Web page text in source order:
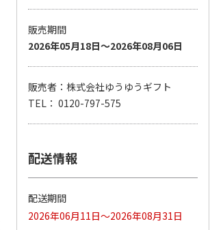
販売期間
2026年05月18日～2026年08月06日
販売者：株式会社ゆうゆうギフト
TEL： 0120-797-575
配送情報
配送期間
2026年06月11日～2026年08月31日